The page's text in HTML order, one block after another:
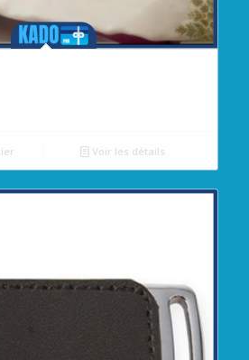
Voir les détails